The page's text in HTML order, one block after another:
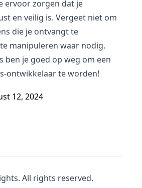
ervoor zorgen dat je
en veilig is. Vergeet niet om
die je ontvangt te
manipuleren waar nodig.
ben je goed op weg om een
ontwikkelaar te worden!
12, 2024
All rights reserved.